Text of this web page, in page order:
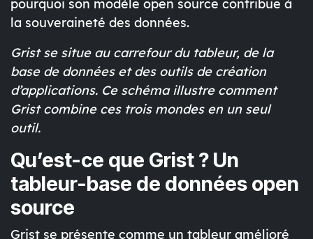
pourquoi son modèle open source contribue à
la souveraineté des données.
Grist se situe au carrefour du tableur, de la
base de données et des outils de création
d’applications. Ce schéma illustre comment
Grist combine ces trois mondes en un seul
outil.
Qu’est-ce que Grist ? Un
tableur-base de données open
source
Grist se présente comme un tableur amélioré